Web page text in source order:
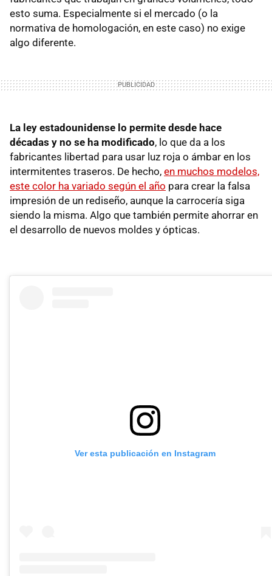
esto suma. Especialmente si el mercado (o la
normativa de homologación, en este caso) no exige
algo diferente.
La ley estadounidense lo permite desde hace
décadas y no se ha modificado, lo que da a los
fabricantes libertad para usar luz roja o ámbar en los
intermitentes traseros. De hecho, en muchos modelos,
este color ha variado según el año para crear la falsa
impresión de un rediseño, aunque la carrocería siga
siendo la misma. Algo que también permite ahorrar en
el desarrollo de nuevos moldes y ópticas.
Ver esta publicación en Instagram